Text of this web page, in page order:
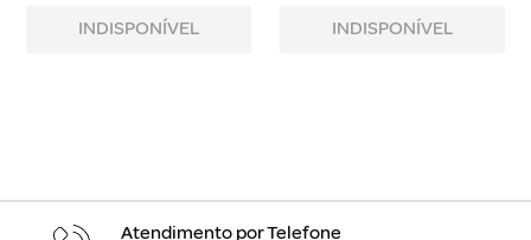
INDISPONÍVEL INDISPONÍVEL
Atendimento por Telefone